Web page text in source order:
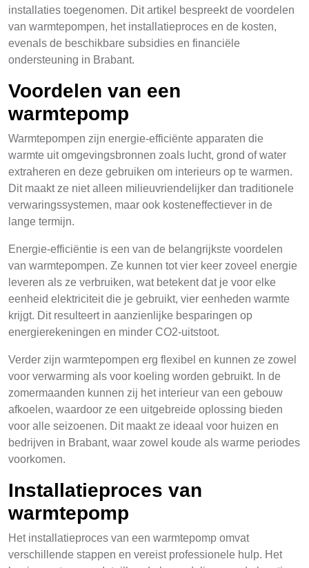
installaties toegenomen. Dit artikel bespreekt de voordelen
van warmtepompen, het installatieproces en de kosten,
evenals de beschikbare subsidies en financiële
ondersteuning in Brabant.
Voordelen van een
warmtepomp
Warmtepompen zijn energie-efficiënte apparaten die
warmte uit omgevingsbronnen zoals lucht, grond of water
extraheren en deze gebruiken om interieurs op te warmen.
Dit maakt ze niet alleen milieuvriendelijker dan traditionele
verwaringssystemen, maar ook kosteneffectiever in de
lange termijn.
Energie-efficiëntie is een van de belangrijkste voordelen
van warmtepompen. Ze kunnen tot vier keer zoveel energie
leveren als ze verbruiken, wat betekent dat je voor elke
eenheid elektriciteit die je gebruikt, vier eenheden warmte
krijgt. Dit resulteert in aanzienlijke besparingen op
energierekeningen en minder CO2-uitstoot.
Verder zijn warmtepompen erg flexibel en kunnen ze zowel
voor verwarming als voor koeling worden gebruikt. In de
zomermaanden kunnen zij het interieur van een gebouw
afkoelen, waardoor ze een uitgebreide oplossing bieden
voor alle seizoenen. Dit maakt ze ideaal voor huizen en
bedrijven in Brabant, waar zowel koude als warme periodes
voorkomen.
Installatieproces van
warmtepomp
Het installatieproces van een warmtepomp omvat
verschillende stappen en vereist professionele hulp. Het